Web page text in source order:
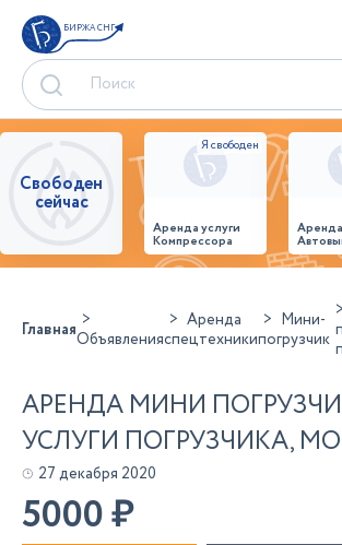
БИРЖА СНГ
Свободен
сейчас
Аренда услуги
Компрессора
ГлавнаяОбъявления
Аренда
спецтехники
Мини-
погрузчик
АРЕНДА МИНИ
УСЛУГИ ПОГРУЗЧИКА,
27 декабря 2020
5000₽